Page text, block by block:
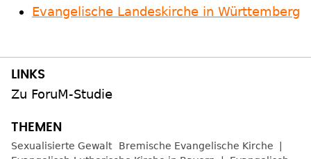
Evangelische Landeskirche in Württemberg
Zu ForuM-Studie
Sexualisierte Gewalt
Bremische Evangelische Kirche